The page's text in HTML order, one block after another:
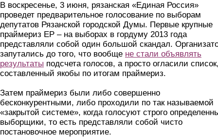
В воскресенье, 3 июня, рязанская «Единая Россия»
проведет предварительное голосование по выборам
депутатов Рязанской городской Думы. Первые крупные
праймериз ЕР – на выборах в гордуму 2013 года
представляли собой один большой скандал.
запутались до того, что вообще не стали объявлять
результаты подсчета голосов, а просто огласили
составленный якобы по итогам праймериз.
Затем праймериз были либо совершенно
бесконкурентными, либо проходили по так называемой
«закрытой системе», когда голосуют строго
выборщики, то есть представляли собой чисто
постановочное мероприятие.